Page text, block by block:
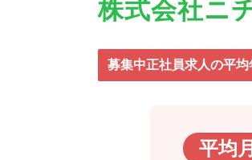
株式会社ニ
募集中正社員求人の平
平均